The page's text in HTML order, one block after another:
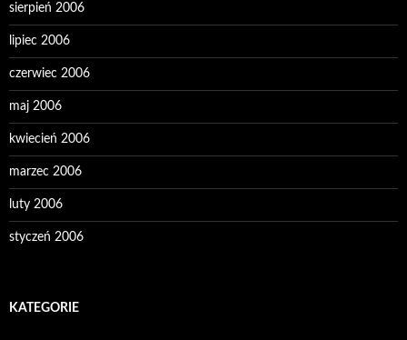
sierpień 2006
lipiec 2006
czerwiec 2006
maj 2006
kwiecień 2006
marzec 2006
luty 2006
styczeń 2006
KATEGORIE